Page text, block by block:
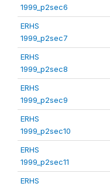
1999_p2sec6
ERHS
1999_p2sec7
ERHS
1999_p2sec8
ERHS
1999_p2sec9
ERHS
1999_p2sec10
ERHS
1999_p2sec11
ERHS